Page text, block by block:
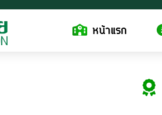
หน้าแรก